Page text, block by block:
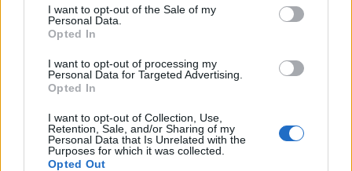
I want to opt-out of the Sale of my
Personal Data.
Opted In
I want to opt-out of processing my
Personal Data for Targeted Advertising.
Opted In
I want to opt-out of Collection, Use,
Retention, Sale, and/or Sharing of my
Personal Data that Is Unrelated with the
Purposes for which it was collected.
Opted Out
MÁR ELŐFIZETŐNK VAGY? BEJELENTKEZÉS